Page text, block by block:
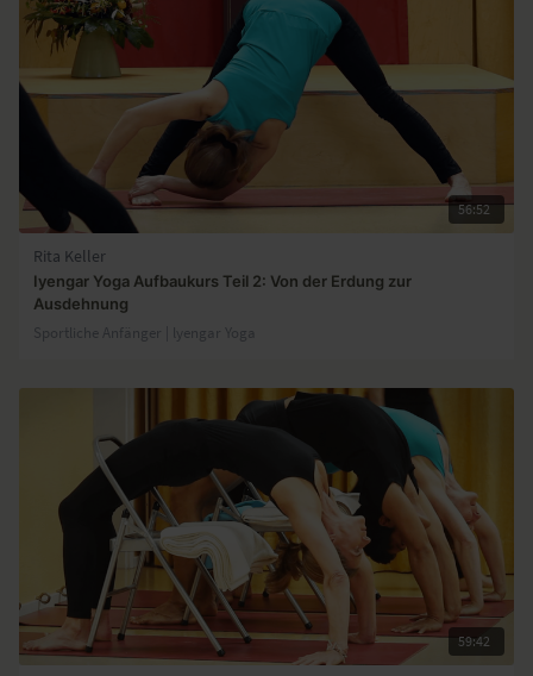
56:52
Rita Keller
Iyengar Yoga Aufbaukurs Teil 2: Von der Erdung zur
Ausdehnung
Sportliche Anfänger | lyengar Yoga
59:42